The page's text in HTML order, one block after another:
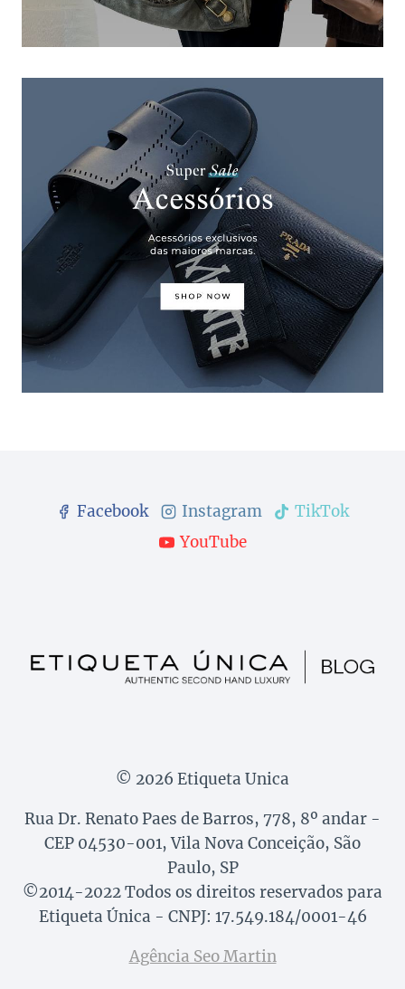
Facebook Instagram
TikTok
YouTube
© 2026 Etiqueta Unica
Rua Dr. Renato Paes de Barros, 778, 8º andar -
CEP 04530-001, Vila Nova Conceição, São
Paulo, SP
©2014-2022 Todos os direitos reservados para
Etiqueta Única - CNPJ: 17.549.184/0001-46
Agência Seo Martin